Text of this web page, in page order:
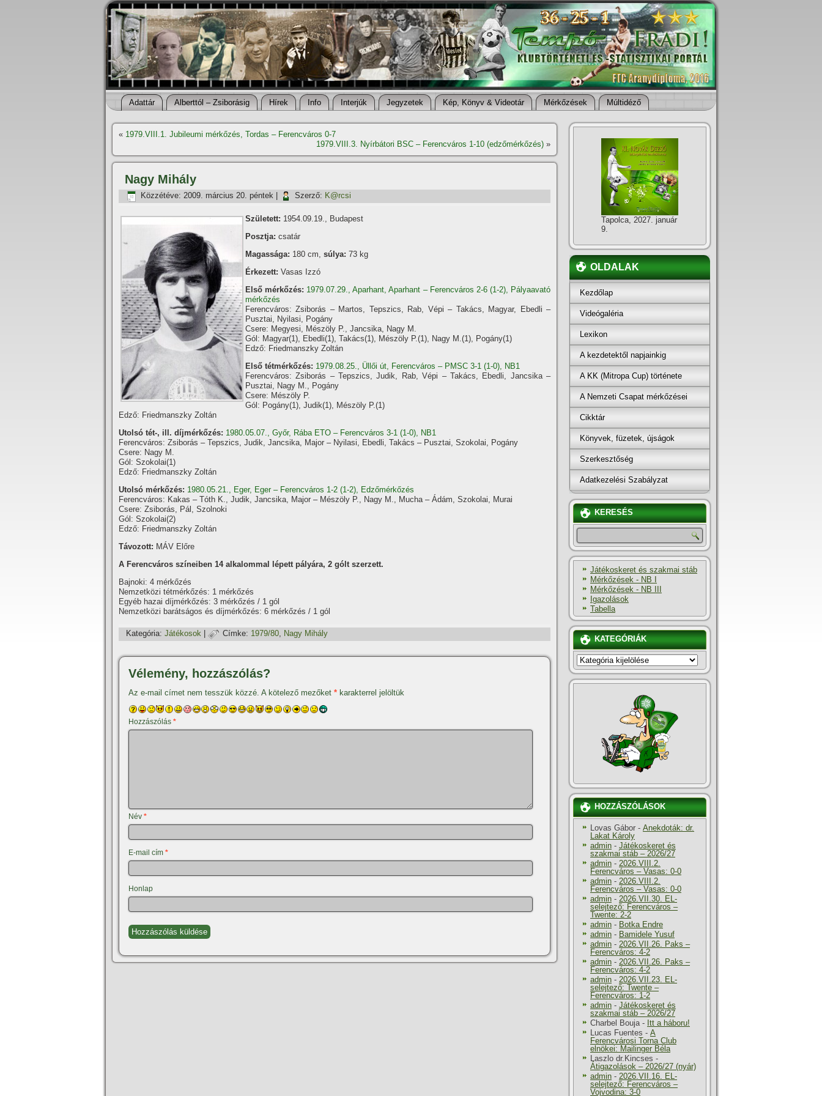
Adattár Alberttól – Zsiborásig Hí­rek Info Interjúk Jegyzetek Kép, Könyv & Videotár Mérkőzések Múltidéző
« 1979.VIII.1. Jubileumi mérkőzés, Tordas – Ferencváros 0-7
1979.VIII.3. Nyírbátori BSC – Ferencváros 1-10 (edzőmérkőzés) »
Nagy Mihály
Közzétéve: 2009. március 20. péntek Szerző: K@rcsi
Született: 1954.09.19., Budapest
Posztja: csatár
Magassága: 180 cm, súlya: 73 kg
Érkezett: Vasas Izzó
Első mérkőzés: 1979.07.29., Aparhant, Aparhant – Ferencváros 2-6 (1-2), Pályaavató
mérkőzés
Ferencváros: Zsiborás – Martos, Tepszics, Rab, Vépi – Takács, Magyar, Ebedli –
Pusztai, Nyilasi, Pogány
Csere: Megyesi, Mészöly P., Jancsika, Nagy M.
Gól: Magyar(1), Ebedli(1), Takács(1), Mészöly P.(1), Nagy M.(1), Pogány(1)
Edző: Friedmanszky Zoltán
Első tétmérkőzés: 1979.08.25., Üllői út, Ferencváros – PMSC 3-1 (1-0), NB1
Ferencváros: Zsiborás – Tepszics, Judik, Rab, Vépi – Takács, Ebedli, Jancsika –
Pusztai, Nagy M., Pogány
Csere: Mészöly P.
Gól: Pogány(1), Judik(1), Mészöly P.(1)
Edző: Friedmanszky Zoltán
Utolsó tét-, ill. díjmérkőzés: 1980.05.07., Győr, Rába ETO – Ferencváros 3-1 (1-0), NB1
Ferencváros: Zsiborás – Tepszics, Judik, Jancsika, Major – Nyilasi, Ebedli, Takács – Pusztai, Szokolai, Pogány
Csere: Nagy M.
Gól: Szokolai(1)
Edző: Friedmanszky Zoltán
Utolsó mérkőzés: 1980.05.21., Eger, Eger – Ferencváros 1-2 (1-2), Edzőmérkőzés
Ferencváros: Kakas – Tóth K., Judik, Jancsika, Major – Mészöly P., Nagy M., Mucha – Ádám, Szokolai, Murai
Csere: Zsiborás, Pál, Szolnoki
Gól: Szokolai(2)
Edző: Friedmanszky Zoltán
Távozott: MÁV Előre
A Ferencváros szí­neiben 14 alkalommal lépett pályára, 2 gólt szerzett.
Bajnoki: 4 mérkőzés
Nemzetközi tétmérkőzés: 1 mérkőzés
Egyéb hazai dí­jmérkőzés: 3 mérkőzés / 1 gól
Nemzetközi barátságos és dí­jmérkőzés: 6 mérkőzés / 1 gól
Kategória: Játékosok Címke: 1979/80, Nagy Mihály
Vélemény, hozzászólás?
Az e-mail címet nem tesszük közzé. A kötelező mezőket * karakterrel jelöltük
Hozzászólás *
Név *
E-mail cím *
Honlap
Tapolca, 2027. január
9.
OLDALAK
Kezdőlap
Videógaléria
Lexikon
A kezdetektől napjainkig
A KK (Mitropa Cup) története
A Nemzeti Csapat mérkőzései
Cikktár
Könyvek, füzetek, újságok
Szerkesztőség
Adatkezelési Szabályzat
KERESÉS
Játékoskeret és szakmai stáb
Mérkőzések - NB I
Mérkőzések - NB III
Igazolások
Tabella
KATEGÓRIÁK
KATEGÓRIÁK
HOZZÁSZÓLÁSOK
Lovas Gábor - Anekdoták: dr.
Lakat Károly
admin - Játékoskeret és
szakmai stáb – 2026/27
admin - 2026.VIII.2.
Ferencváros – Vasas: 0-0
admin - 2026.VIII.2.
Ferencváros – Vasas: 0-0
admin - 2026.VII.30. EL-
selejtező: Ferencváros –
Twente: 2-2
admin - Botka Endre
admin - Bamidele Yusuf
admin - 2026.VII.26. Paks –
Ferencváros: 4-2
admin - 2026.VII.26. Paks –
Ferencváros: 4-2
admin - 2026.VII.23. EL-
selejtező: Twente –
Ferencváros: 1-2
admin - Játékoskeret és
szakmai stáb – 2026/27
Charbel Bouja- Itt a háboru!
Lucas Fuentes - A
Ferencvárosi Torna Club
elnökei: Mailinger Béla
Laszlo dr.Kincses -
Átigazolások – 2026/27 (nyár)
admin - 2026.VII.16. EL-
selejtező: Ferencváros –
Vojvodina: 3-0